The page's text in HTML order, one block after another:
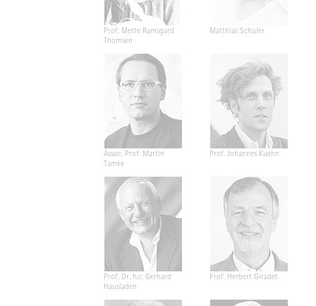
Prof. Mette Ramsgard
Thomsen
Matthias Schuler
Assoc. Prof. Martin
Tamke
Prof. Johannes Kuehn
Prof. Dr. h.c. Gerhard
Hausladen
Prof. Herbert Giradet